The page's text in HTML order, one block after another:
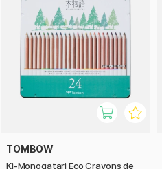
TOMBOW
Ki-Monogatari Eco Crayons de